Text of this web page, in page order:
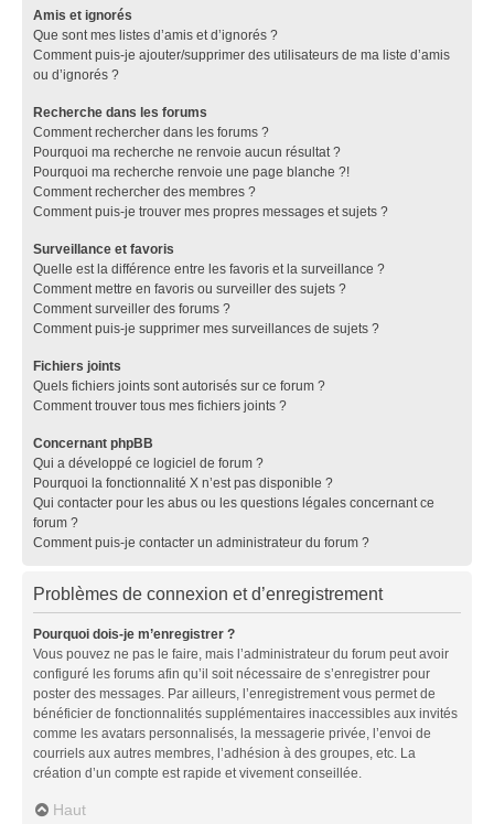
Amis et ignorés
Que sont mes listes d’amis et d’ignorés ?
Comment puis-je ajouter/supprimer des utilisateurs de ma liste d’amis
ou d’ignorés ?
Recherche dans les forums
Comment rechercher dans les forums ?
Pourquoi ma recherche ne renvoie aucun résultat ?
Pourquoi ma recherche renvoie une page blanche ?!
Comment rechercher des membres ?
Comment puis-je trouver mes propres messages et sujets ?
Surveillance et favoris
Quelle est la différence entre les favoris et la surveillance ?
Comment mettre en favoris ou surveiller des sujets ?
Comment surveiller des forums ?
Comment puis-je supprimer mes surveillances de sujets ?
Fichiers joints
Quels fichiers joints sont autorisés sur ce forum ?
Comment trouver tous mes fichiers joints ?
Concernant phpBB
Qui a développé ce logiciel de forum ?
Pourquoi la fonctionnalité X n’est pas disponible ?
Qui contacter pour les abus ou les questions légales concernant ce
forum ?
Comment puis-je contacter un administrateur du forum ?
Problèmes de connexion et d’enregistrement
Pourquoi dois-je m’enregistrer ?
Vous pouvez ne pas le faire, mais l’administrateur du forum peut avoir
configuré les forums afin qu’il soit nécessaire de s’enregistrer pour
poster des messages. Par ailleurs, l’enregistrement vous permet de
bénéficier de fonctionnalités supplémentaires inaccessibles aux invités
comme les avatars personnalisés, la messagerie privée, l’envoi de
courriels aux autres membres, l’adhésion à des groupes, etc. La
création d’un compte est rapide et vivement conseillée.
Haut